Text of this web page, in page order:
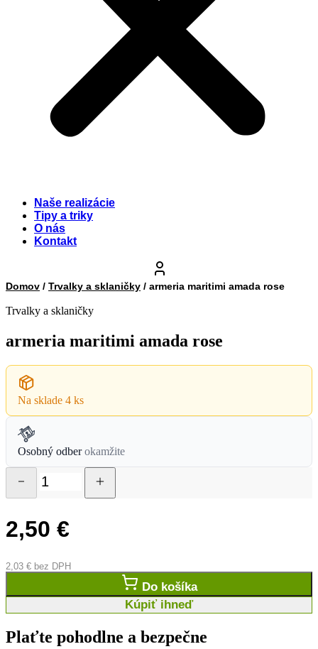
Naše realizácie
Tipy a triky
O nás
Kontakt
Domov / Trvalky a sklaničky / armeria maritimi amada rose
Trvalky a sklaničky
armeria maritimi amada rose
Na sklade 4 ks
Osobný odber okamžite
2,50 €
2,03 € bez DPH
Do košíka
Kúpiť ihneď
Plaťte pohodlne a bezpečne